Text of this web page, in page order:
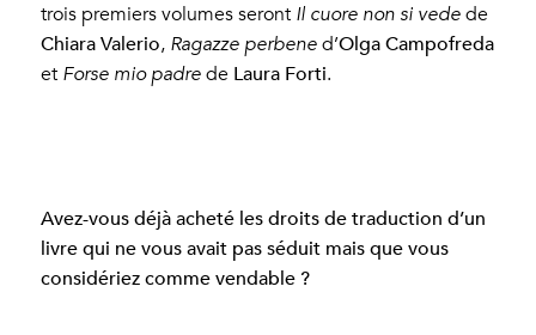
trois premiers volumes seront Il cuore non si vede de
Chiara Valerio, Ragazze perbene d’Olga Campofreda
et Forse mio padre de Laura Forti.
Avez-vous déjà acheté les droits de traduction d’un
livre qui ne vous avait pas séduit mais que vous
considériez comme vendable ?